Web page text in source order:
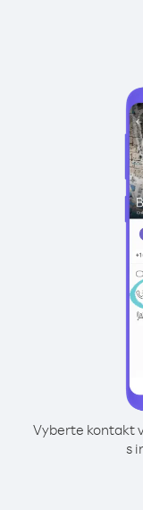
Vyberte kontakt
s